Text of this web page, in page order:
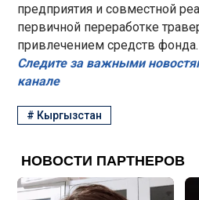
предприятия и совместной
первичной переработке
привлечением средств фонда.
Следите за важными
канале
# Кыргызстан